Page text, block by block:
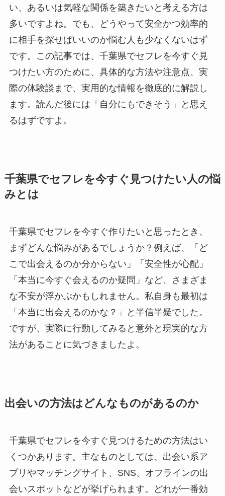
い、あるいは気軽な関係を築きたいと考える方は
多いですよね。でも、どうやって安全かつ効率的
に相手を探せばいいのか悩む人も少なくないはず
です。この記事では、千葉県でセフレを今すぐ見
つけたい方のために、具体的な方法や注意点、実
際の体験談まで、実用的な情報を徹底的に解説し
ます。読んだ後には「自分にもできそう」と思え
るはずですよ。
千葉県でセフレを今すぐ見つけたい人の悩
みとは
千葉県でセフレを今すぐ作りたいと思ったとき、
まずどんな悩みがあるでしょうか？例えば、「ど
こで出会えるのか分からない」「安全性が心配」
「本当に今すぐ会えるのか疑問」など、さまざま
な不安が浮かぶかもしれません。私自身も最初は
「本当に出会えるのかな？」と半信半疑でした。
ですが、実際に行動してみると意外と現実的な方
法があることに気づきましたよ。
出会いの方法はどんなものがあるのか
千葉県でセフレを今すぐ見つけるための方法はい
くつかあります。主なものとしては、出会い系ア
プリやマッチングサイト、SNS、オフラインの出
会いスポットなどが挙げられます。どれが一番効